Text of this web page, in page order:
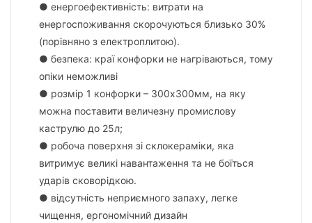
● енергоефективність: витрати на
енергоспоживання скорочуються близько 30%
(порівняно з електроплитою).
● безпека: краї конфорки не нагріваються, тому
опіки неможливі
● розмір 1 конфорки – 300х300мм, на яку
можна поставити величезну промислову
каструлю до 25л;
● робоча поверхня зі склокераміки, яка
витримує великі навантаження та не боїться
ударів сковорідкою.
● відсутність неприємного запаху, легке
чищення, ергономічний дизайн